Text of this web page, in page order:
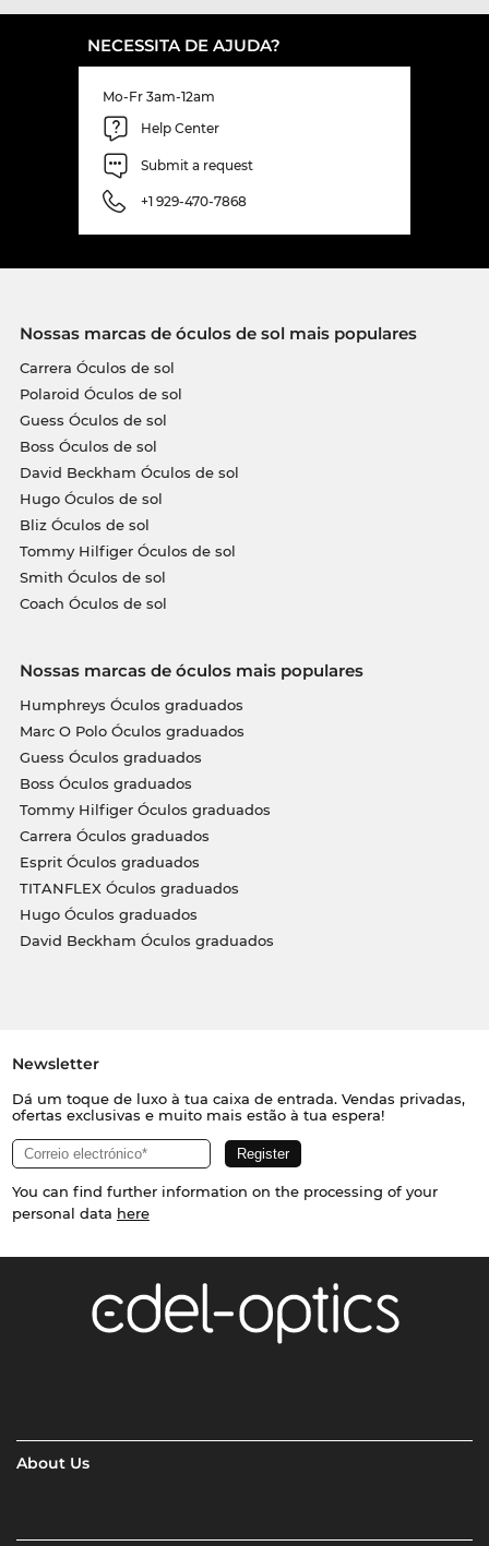
NECESSITA DE AJUDA?
Mo-Fr 3am-12am
Help Center
Submit a request
+1 929-470-7868
Nossas marcas de óculos de sol mais populares
Carrera Óculos de sol
Polaroid Óculos de sol
Guess Óculos de sol
Boss Óculos de sol
David Beckham Óculos de sol
Hugo Óculos de sol
Bliz Óculos de sol
Tommy Hilfiger Óculos de sol
Smith Óculos de sol
Coach Óculos de sol
Nossas marcas de óculos mais populares
Humphreys Óculos graduados
Marc O Polo Óculos graduados
Guess Óculos graduados
Boss Óculos graduados
Tommy Hilfiger Óculos graduados
Carrera Óculos graduados
Esprit Óculos graduados
TITANFLEX Óculos graduados
Hugo Óculos graduados
David Beckham Óculos graduados
Newsletter
Dá um toque de luxo à tua caixa de entrada. Vendas privadas,
ofertas exclusivas e muito mais estão à tua espera!
You can find further information on the processing of your
personal data here
About Us